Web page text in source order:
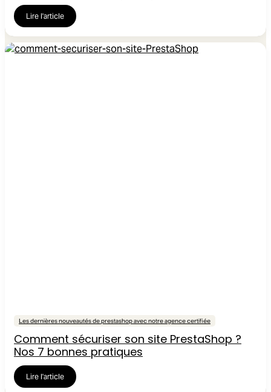
Lire l'article
Les dernières nouveautés de prestashop avec notre agence certifiée
Comment sécuriser son site PrestaShop ?
Nos 7 bonnes pratiques
Lire l'article